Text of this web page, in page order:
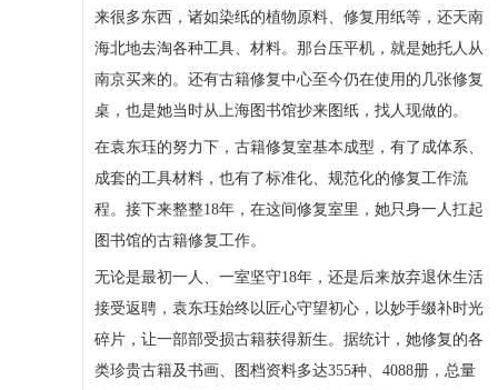
来很多东西，诸如染纸的植物原料、修复用纸等，还天南
海北地去淘各种工具、材料。那台压平机，就是她托人从
南京买来的。还有古籍修复中心至今仍在使用的几张修复
桌，也是她当时从上海图书馆抄来图纸，找人现做的。
在袁东珏的努力下，古籍修复室基本成型，有了成体系、
成套的工具材料，也有了标准化、规范化的修复工作流
程。接下来整整18年，在这间修复室里，她只身一人扛起
图书馆的古籍修复工作。
无论是最初一人、一室坚守18年，还是后来放弃退休生活
接受返聘，袁东珏始终以匠心守望初心，以妙手缀补时光
碎片，让一部部受损古籍获得新生。据统计，她修复的各
类珍贵古籍及书画、图档资料多达355种、4088册，总量